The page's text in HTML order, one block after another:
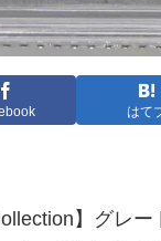
はて
】グレ